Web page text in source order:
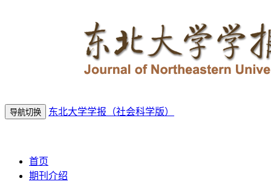
导航切换 东北大学学报（社会科学版）
首页
期刊介绍